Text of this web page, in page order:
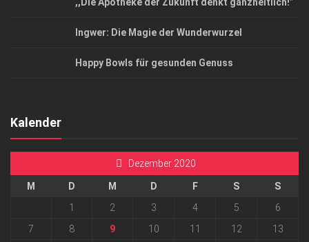
Ingwer: Die Magie der Wunderwurzel
Happy Bowls für gesunden Genuss
Kalender
Dezember 2020
M D M D F S
S
1
2 3 4 5
6
7
8 9 10 11 12 13